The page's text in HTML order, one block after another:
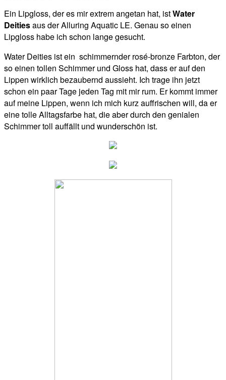
Ein Lipgloss, der es mir extrem angetan hat, istWater
Deitiesaus der Alluring Aquatic LE. Genau so einen
Lipgloss habe ich schon lange gesucht.
Water Deities ist ein schimmernder rosé-bronze Farbton, der
so einen tollen Schimmer und Gloss hat, dass er auf den
Lippen wirklich bezaubernd aussieht. Ich trage ihn jetzt
schon ein paar Tage jeden Tag mit mir rum. Er kommt immer
auf meine Lippen, wenn ich mich kurz auffrischen will, da er
eine tolle Alltagsfarbe hat, die aber durch den genialen
Schimmer toll auffällt und wunderschön ist.